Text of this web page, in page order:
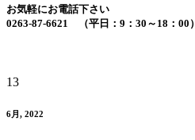
お気軽にお電話下さい
0263-87-6621 （平日：9：30～18：00）
13
6月, 2022